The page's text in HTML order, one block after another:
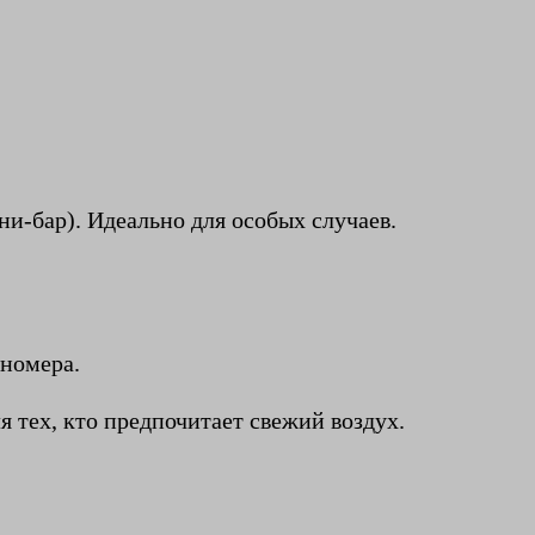
бар). Идеально для особых случаев.
кто предпочитает свежий воздух.